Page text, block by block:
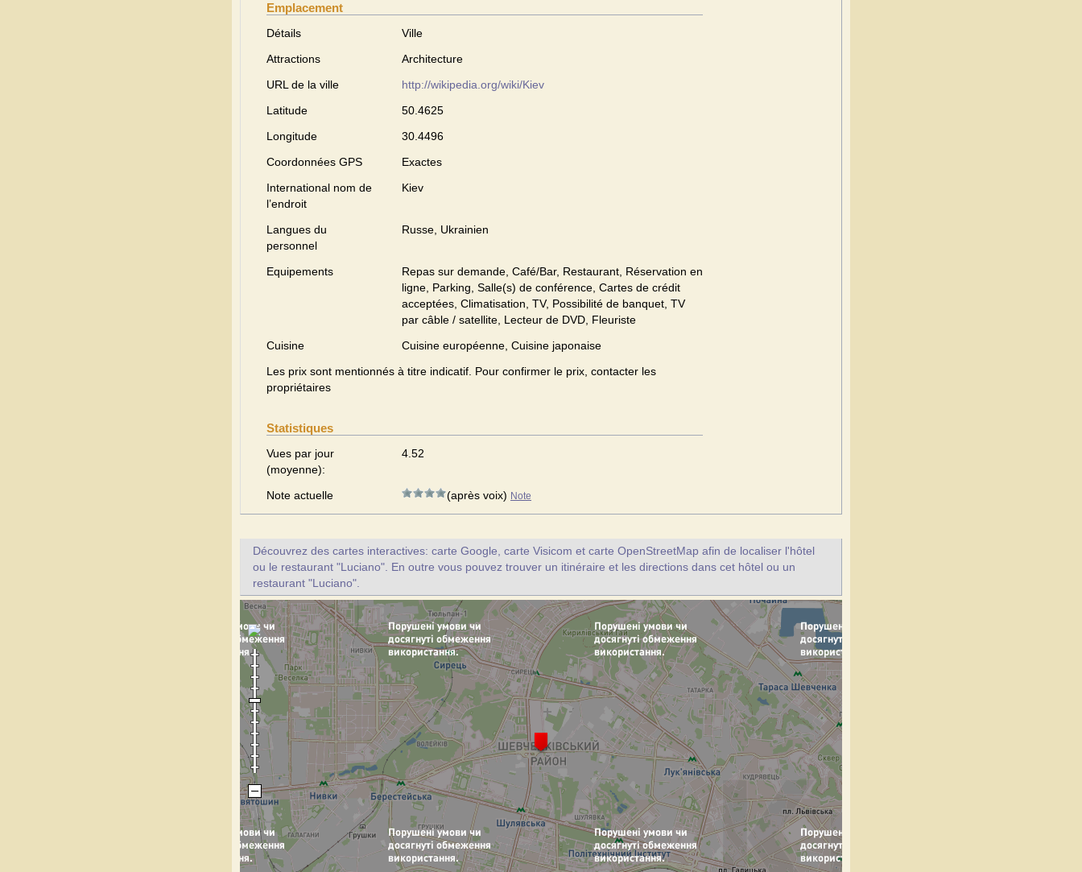
Emplacement
Détails
Ville
Attractions
Architecture
URL de la ville
http://wikipedia.org/wiki/Kiev
Latitude
50.4625
Longitude
30.4496
Coordonnées GPS
Exactes
International nom de
l’endroit
Kiev
Langues du
personnel
Russe, Ukrainien
Equipements
Repas sur demande, Café/Bar, Restaurant, Réservation en
ligne, Parking, Salle(s) de conférence, Cartes de crédit
acceptées, Climatisation, TV, Possibilité de banquet, TV
par câble / satellite, Lecteur de DVD, Fleuriste
Cuisine
Cuisine européenne, Cuisine japonaise
Les prix sont mentionnés à titre indicatif. Pour confirmer le prix, contacter les
propriétaires
Statistiques
Vues par jour
(moyenne):
4.52
Note actuelle (après voix) Note
Découvrez des cartes interactives: carte Google, carte Visicom et carte OpenStreetMap afin de localiser l'hôtel
ou le restaurant "Luciano". En outre vous pouvez trouver un itinéraire et les directions dans cet hôtel ou un
restaurant "Luciano".